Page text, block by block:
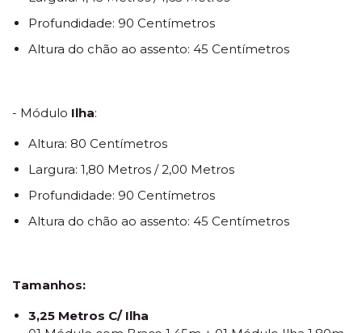
Profundidade: 90 Centímetros
Altura do chão ao assento: 45 Centímetros
- Módulo Ilha:
Altura: 80 Centímetros
Largura: 1,80 Metros / 2,00 Metros
Profundidade: 90 Centímetros
Altura do chão ao assento: 45 Centímetros
Tamanhos:
3,25 Metros C/ Ilha